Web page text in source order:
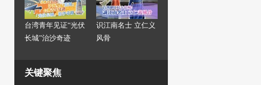
台湾青年见证“光伏
长城”治沙奇迹
识江南名士 立仁义
风骨
关键聚焦